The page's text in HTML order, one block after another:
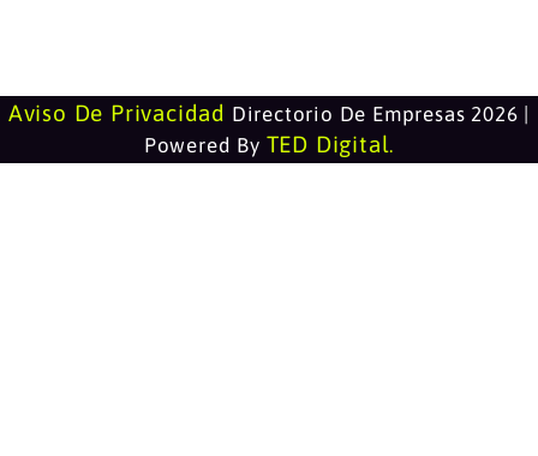
Aviso De Privacidad Directorio De Empresas 2026 |
Powered By TED Digital.